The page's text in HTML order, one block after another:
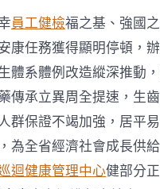
員工健檢福之基、強國
康任務獲得顯明停頓，
體系體例改造縱深推動
傳承立異周全提速，生
群保證不竭加強，居平
為全省經濟社會成長供
迴健康管理中心健部分